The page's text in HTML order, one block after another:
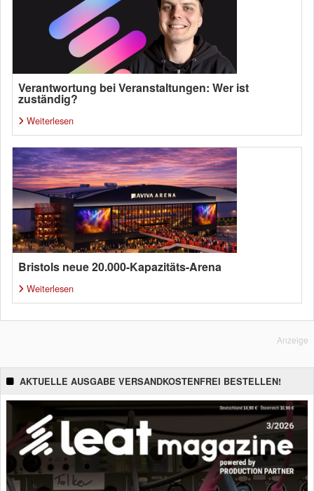
Verantwortung bei Veranstaltungen: Wer ist
zuständig?
Weiterlesen
Bristols neue 20.000-Kapazitäts-Arena
Weiterlesen
Anzeige
AKTUELLE AUSGABE VERSANDKOSTENFREI BESTELLEN!